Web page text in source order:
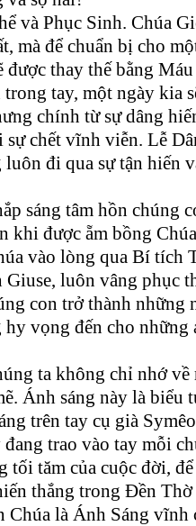
và Phục Sinh. Chúa
mà để chuẩn bị cho
thay thế bằng
tay, một ngày kia
chính từ sự dâng
chết vĩnh viễn. Lễ
đi qua sự tận hiến
sáng tâm hồn chúng
khi được ẵm bồng
vào lòng qua Bí tích
luôn vâng phục
con trở thành những
vọng đến cho
ta không chỉ nhớ
Ánh sáng này là biểu
trên tay cụ già
trao vào tay mỗi
tối tăm của cuộc đời,
thắng trong Đền
là Ánh Sáng vĩnh